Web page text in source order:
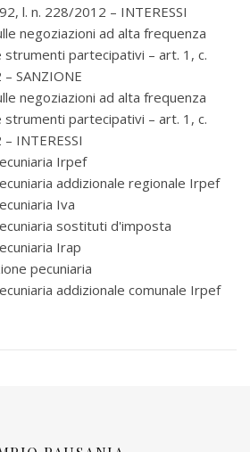
l. n. 228/2012 – INTERESSI
negoziazioni ad alta frequenza
strumenti partecipativi – art. 1, c.
SANZIONE
negoziazioni ad alta frequenza
strumenti partecipativi – art. 1, c.
INTERESSI
Irpef
addizionale regionale Irpef
Iva
sostituti d'imposta
Irap
pecuniaria
addizionale comunale Irpef